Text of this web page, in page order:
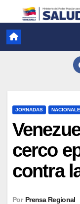
JORNADAS
cerco
contra
Por Prensa Regional